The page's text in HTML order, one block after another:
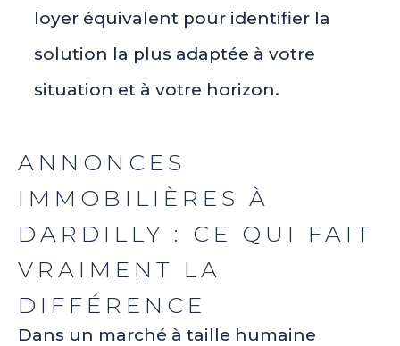
loyer équivalent pour identifier la
solution la plus adaptée à votre
situation et à votre horizon.
ANNONCES
IMMOBILIÈRES À
DARDILLY : CE QUI FAIT
VRAIMENT LA
DIFFÉRENCE
Dans un marché à taille humaine